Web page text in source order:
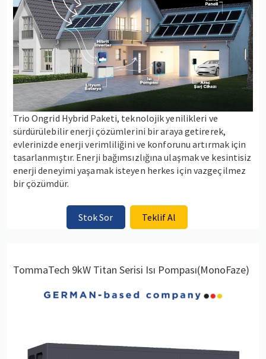
Trio Ongrid Hybrid Paketi, teknolojik yenilikleri ve
sürdürülebilir enerji çözümlerini bir araya getirerek,
evlerinizde enerji verimliliğini ve konforunu artırmak için
tasarlanmıştır. Enerji bağımsızlığına ulaşmak ve kesintisiz
enerji deneyimi yaşamak isteyen herkes için vazgeçilmez
bir çözümdür.
Stok Sor Teklif Al
TommaTech 9kW Titan Serisi Isı Pompası(MonoFaze)